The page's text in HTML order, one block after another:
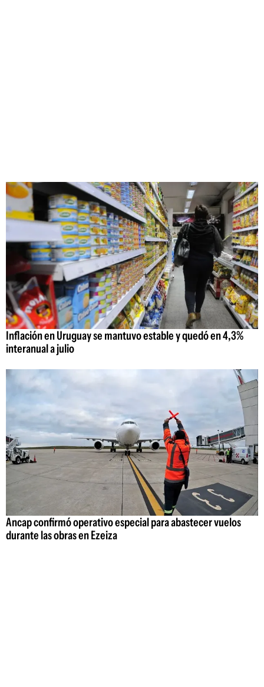
Inflación en Uruguay se mantuvo estable y quedó en 4,3%
interanual a julio
Ancap confirmó operativo especial para abastecer vuelos
durante las obras en Ezeiza